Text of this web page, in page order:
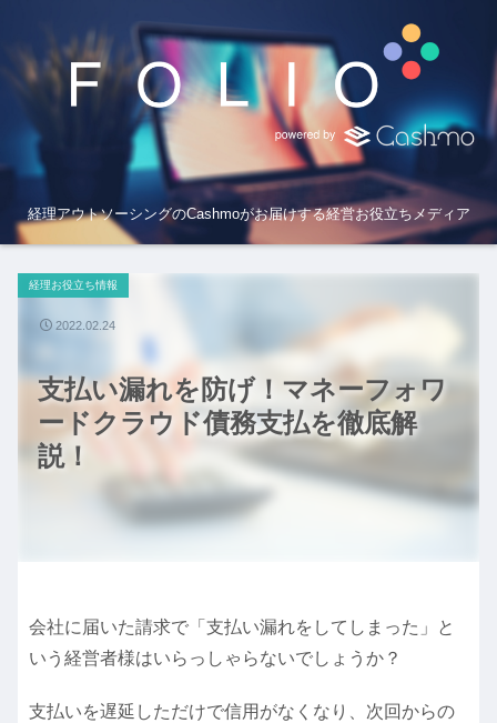
経理アウトソーシングのCashmoがお届けする経営お役立ちメディア
支払い漏れを防げ！マネーフォワ
ードクラウド債務支払を徹底解
説！
経理お役立ち情報
2022.02.24
会社に届いた請求で「支払い漏れをしてしまった」と
いう経営者様はいらっしゃらないでしょうか？
支払いを遅延しただけで信用がなくなり、次回からの